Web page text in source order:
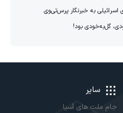
اسرائیلی به خبرنگار پرس‌تی‌وی
گل‌به‌خودی بود!
سایر
جام ملت های آسیا